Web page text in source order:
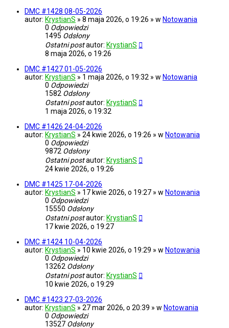
DMC #1428 08-05-2026
autor: KrystianS » 8 maja 2026, o 19:26 » w Notowania
0 Odpowiedzi
1495 Odsłony
Ostatni postautor: KrystianS
8 maja 2026, o 19:26
DMC #1427 01-05-2026
autor: KrystianS » 1 maja 2026, o 19:32 » w Notowania
0 Odpowiedzi
1582 Odsłony
Ostatni postautor: KrystianS
1 maja 2026, o 19:32
DMC #1426 24-04-2026
autor: KrystianS » 24 kwie 2026, o 19:26 » w Notowania
0 Odpowiedzi
9872 Odsłony
Ostatni postautor: KrystianS
24 kwie 2026, o 19:26
DMC #1425 17-04-2026
autor: KrystianS » 17 kwie 2026, o 19:27 » w Notowania
0 Odpowiedzi
15550 Odsłony
Ostatni postautor: KrystianS
17 kwie 2026, o 19:27
DMC #1424 10-04-2026
autor: KrystianS » 10 kwie 2026, o 19:29 » w Notowania
0 Odpowiedzi
13262 Odsłony
Ostatni postautor: KrystianS
10 kwie 2026, o 19:29
DMC #1423 27-03-2026
autor: KrystianS » 27 mar 2026, o 20:39 » w Notowania
0 Odpowiedzi
13527 Odsłony